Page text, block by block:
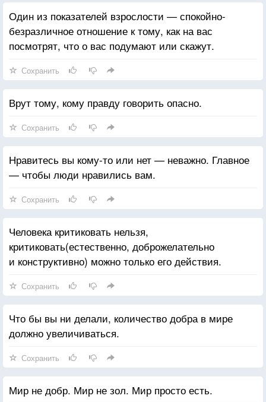
Один из показателей взрослости — спокойно-
безразличное отношение к тому, как на вас
посмотрят, что о вас подумают или скажут.
Сохранить
Врут тому, кому правду говорить опасно.
Сохранить
Нравитесь вы кому-то или нет — неважно. Главное
— чтобы люди нравились вам.
Сохранить
Человека критиковать нельзя,
критиковать(естественно, доброжелательно
и конструктивно) можно только его действия.
Сохранить
Что бы вы ни делали, количество добра в мире
должно увеличиваться.
Сохранить
Мир не добр. Мир не зол. Мир просто есть.